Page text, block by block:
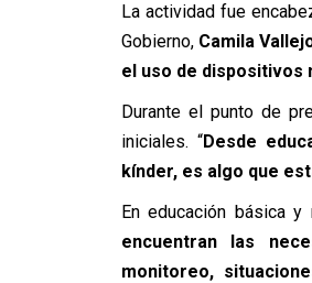
La actividad fue
Gobierno, Camila
el uso de dispositivos
Durante el punto de
iniciales. “Desde
kínder, es algo que
En educación básica
encuentran las
monitoreo,